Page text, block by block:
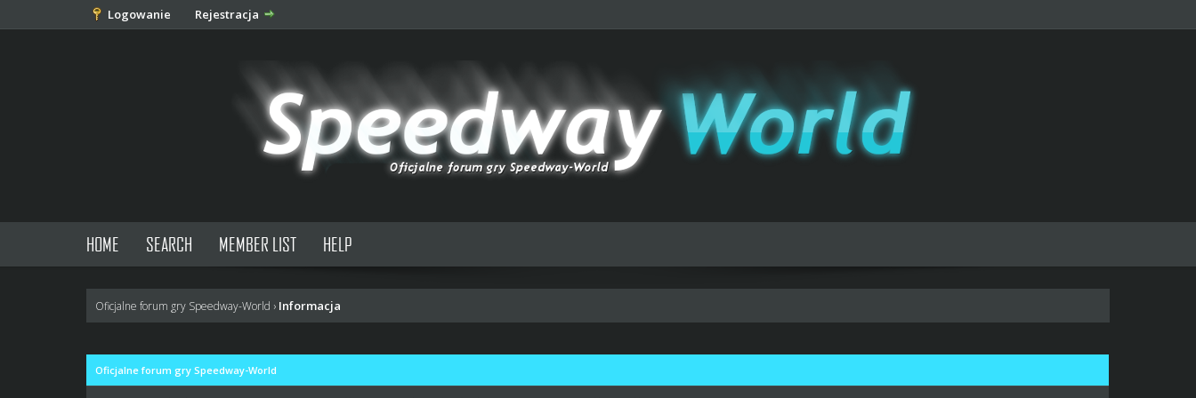
Logowanie Rejestracja
HOME SEARCH MEMBER LIST HELP
Oficjalne forum gry Speedway-World › Informacja
Oficjalne forum gry Speedway-World